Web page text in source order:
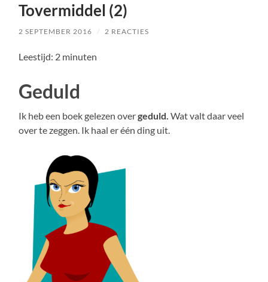
Tovermiddel (2)
2 SEPTEMBER 2016 / 2 REACTIES
Leestijd: 2 minuten
Geduld
Ik heb een boek gelezen overgeduld. Wat valt daar veel
over te zeggen. Ik haal er één ding uit.